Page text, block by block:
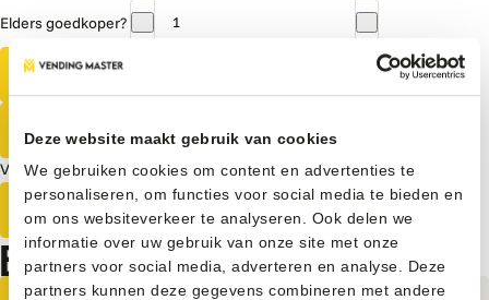
Deze website maakt gebruik van cookies
We gebruiken cookies om content en advertenties te
personaliseren, om functies voor social media te bieden en
om ons websiteverkeer te analyseren. Ook delen we
informatie over uw gebruik van onze site met onze
partners voor social media, adverteren en analyse. Deze
partners kunnen deze gegevens combineren met andere
Elders goedkoper?
Indoor
Direct bestellen
Ontvang een vrijblijvende offerte
Vrijblijvend advies van onze experts?
Neem contact op
BEKIJK OOK ONZE ANDERE PRODUCTEN